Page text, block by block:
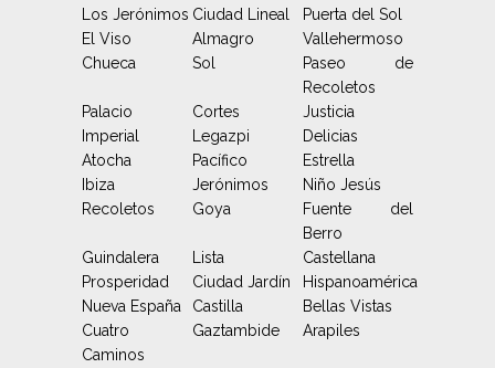
Los Jerónimos Ciudad Lineal
Puerta del Sol
El Viso
Almagro
Vallehermoso
Chueca
Sol
Paseo de
Recoletos
Palacio
Cortes
Justicia
Imperial
Legazpi
Delicias
Atocha
Pacífico
Estrella
Ibiza
Jerónimos
Niño Jesús
Recoletos
Goya
Fuente del
Berro
Guindalera
Lista
Castellana
Prosperidad
Ciudad Jardín
Hispanoamérica
Nueva España
Castilla
Bellas Vistas
Cuatro
Caminos
Gaztambide Arapiles